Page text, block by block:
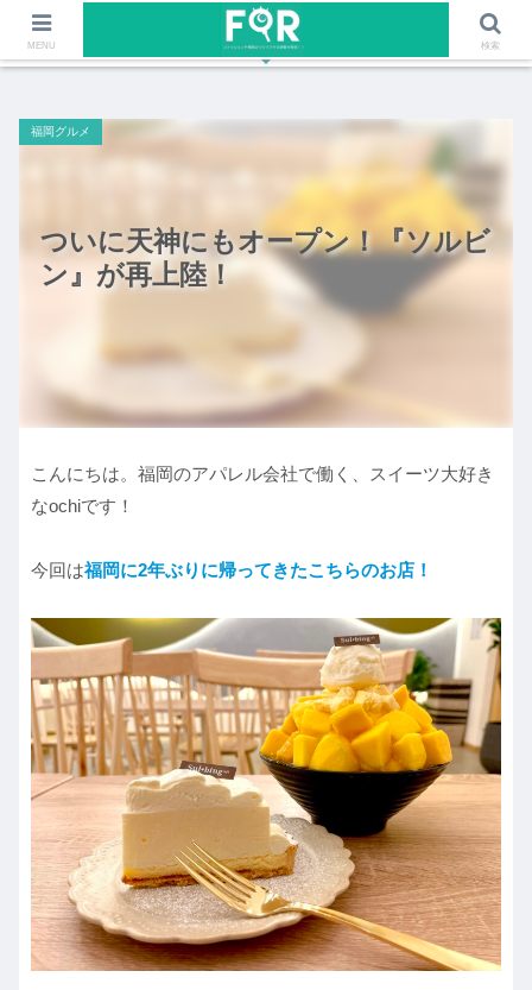
ファッションや福岡のワクワクする情報を発信！！
ついに天神にもオープン！『ソルビ
ン』が再上陸！
福岡グルメ
こんにちは。福岡のアパレル会社で働く、スイーツ大好き
なochiです！
今回は福岡に2年ぶりに帰ってきたこちらのお店！
MENU 検索